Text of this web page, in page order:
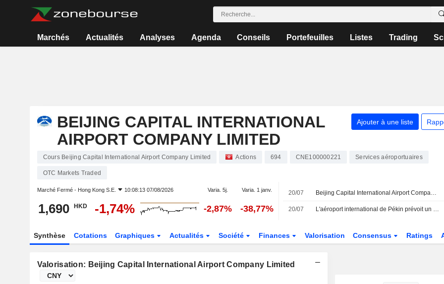
Marchés Actualités Analyses Agenda Conseils Portefeuilles Listes Trading
BEIJING CAPITAL INTERNATIONAL
AIRPORT COMPANY LIMITED
Ajouter à une liste
Cours Beijing Capital International Airport Company Limited Actions 694 CNE100000221 Services aéroportuaires
OTC Markets Traded
Marché Fermé - Hong Kong S.E. 10:08:13 07/08/2026 Varia. 5j. Varia. 1 janv.
1,690 HKD -1,74% -2,87% -38,77%
20/07 Beijing Capital International Airport Company Limited publie ses prévisions de résultats non audités pour le semestre clos le 30 juin 2026
20/07 L'aéroport international de Pékin prévoit un retour aux bénéfices au premier semestre
Synthèse Cotations Graphiques Actualités Société Finances Valorisation Consensus Ratings
Valorisation: Beijing Capital International Airport Company Limited